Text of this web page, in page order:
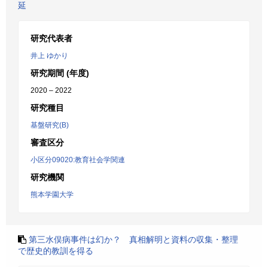
延
研究代表者
井上 ゆかり
研究期間 (年度)
2020 – 2022
研究種目
基盤研究(B)
審査区分
小区分09020:教育社会学関連
研究機関
熊本学園大学
第三水俣病事件は幻か？ 真相解明と資料の収集・整理
で歴史的教訓を得る